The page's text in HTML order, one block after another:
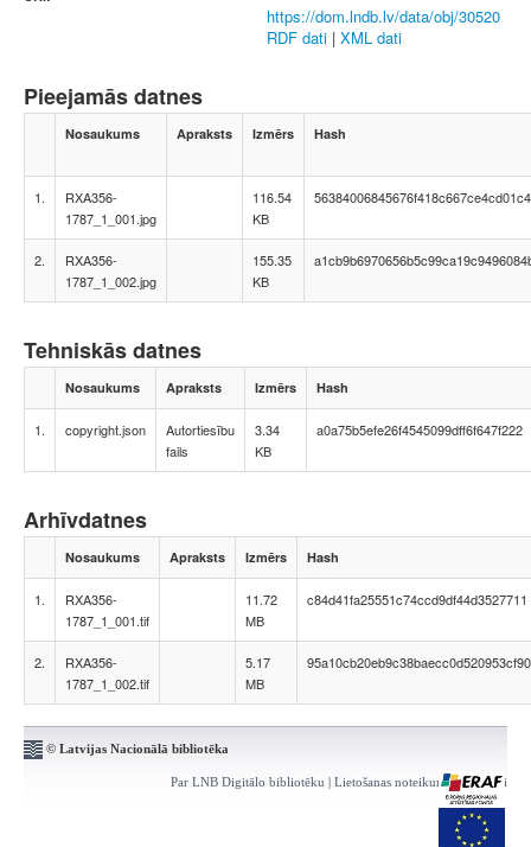
https://dom.lndb.lv/data/obj/30520
RDF dati | XML dati
Pieejamās datnes
Nosaukums Apraksts Izmērs Hash
1.
RXA356-
1787_1_001.jpg
116.54
KB
2.
RXA356-
1787_1_002.jpg
155.35
KB
Tehniskās datnes
Nosaukums Apraksts Izmērs Hash
1. copyright.json
Autortiesību
fails
3.34
KB
a0a75b5efe26f4545099dff6f647f222
Arhīvdatnes
Nosaukums Apraksts Izmērs Hash
1.
RXA356-
1787_1_001.tif
11.72
MB
c84d41fa25551c74ccd9df44d3527711
2.
RXA356-
1787_1_002.tif
5.17
MB
95a10cb20eb9c38baecc0d520953cf90
© Latvijas Nacionālā bibliotēka
Par LNB Digitālo bibliotēku | Lietošanas noteikumi | Kontakti